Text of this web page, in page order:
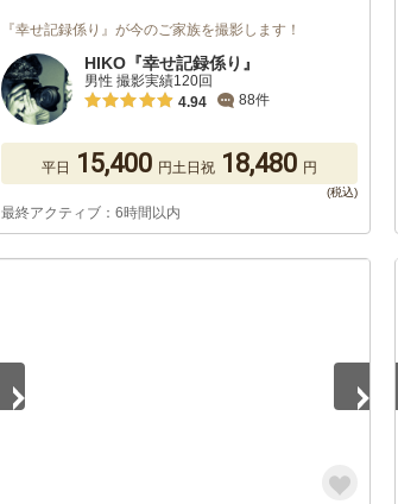
『幸せ記録係り』が今のご家族を撮影します！
HIKO『幸せ記録係り』
男性 撮影実績120回
4.94
88件
平日 15,400 円土日祝 18,480 円
最終アクティブ：6時間以内